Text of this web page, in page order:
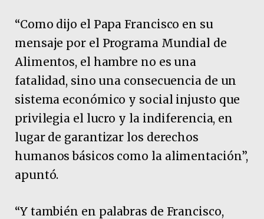
“Como dijo el Papa Francisco en su
mensaje por el Programa Mundial de
Alimentos, el hambre no es una
fatalidad, sino una consecuencia de un
sistema económico y social injusto que
privilegia el lucro y la indiferencia, en
lugar de garantizar los derechos
humanos básicos como la alimentación”,
apuntó.
“Y también en palabras de Francisco,